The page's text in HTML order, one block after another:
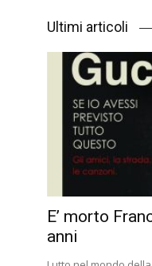
Ultimi articoli
E’ morto
anni